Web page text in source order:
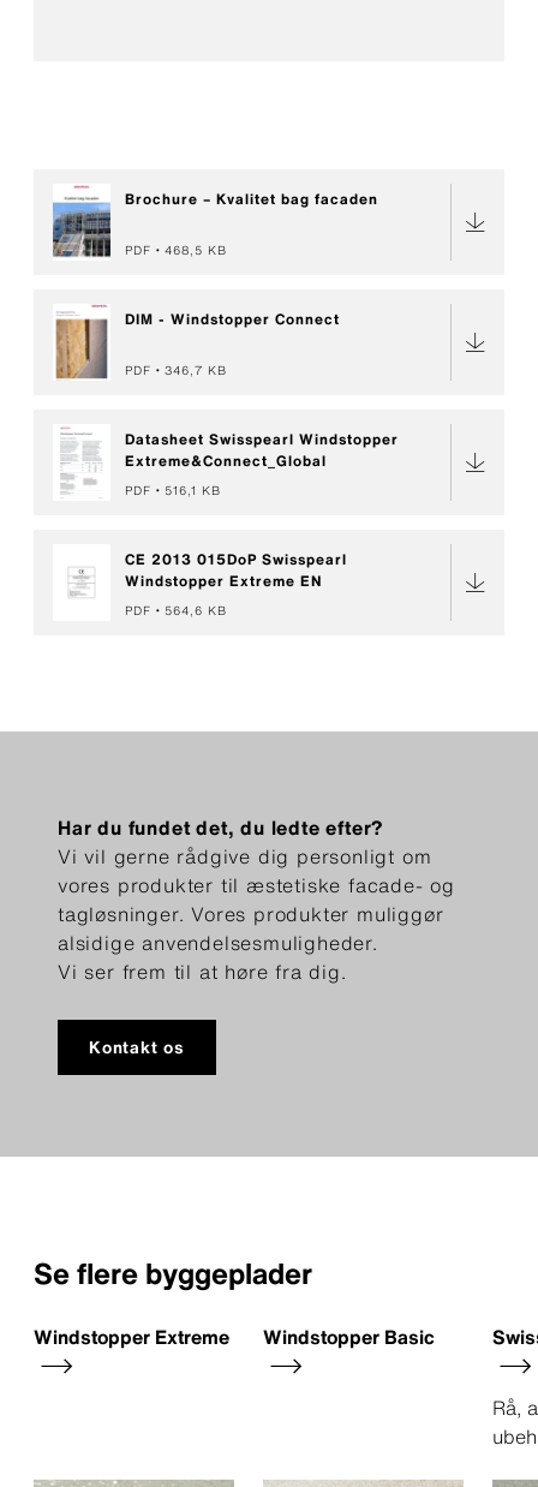
Brochure – Kvalitet bag facaden
PDF 468,5 KB
DIM - Windstopper Connect
PDF 346,7 KB
Datasheet Swisspearl Windstopper
Extreme&Connect_Global
PDF 516,1 KB
CE 2013 015DoP Swisspearl
Windstopper Extreme EN
PDF 564,6 KB
Har du fundet det, du ledte efter?
Vi vil gerne rådgive dig personligt om
vores produkter til æstetiske facade- og
tagløsninger. Vores produkter muliggør
alsidige anvendelsesmuligheder.
Vi ser frem til at høre fra dig.
Kontakt os
Se flere byggeplader
Windstopper Extreme Windstopper Basic
Rå,